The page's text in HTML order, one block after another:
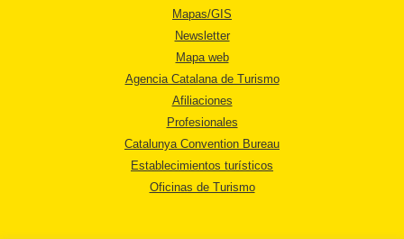
Mapas/GIS
Newsletter
Mapa web
Agencia Catalana de Turismo
Afiliaciones
Profesionales
Catalunya Convention Bureau
Establecimientos turísticos
Oficinas de Turismo